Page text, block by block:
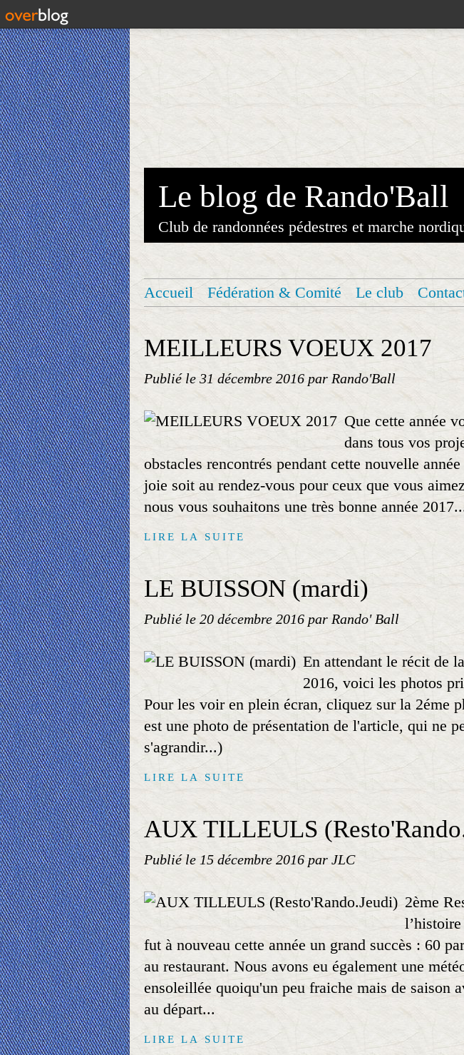
Le blog de Rando'Ball
Club de randonnées pédestres et marche
Accueil Fédération & Comité Le club
MEILLEURS VOEUX 2017
Publié le 31 décembre 2016 par Rando'Ball
Que cette année
dans tous vos
obstacles rencontrés pendant cette nouvelle
joie soit au rendez-vous pour ceux que vous
nous vous souhaitons une très bonne année
LIRE LA SUITE
LE BUISSON (mardi)
Publié le 20 décembre 2016 par Rando' Ball
En attendant le récit de
2016, voici les photos
Pour les voir en plein écran, cliquez sur la 2éme
est une photo de présentation de l'article, qui ne
s'agrandir...)
LIRE LA SUITE
AUX TILLEULS
Publié le 15 décembre 2016 par JLC
2ème
fut à nouveau cette année un grand succès : 60
au restaurant. Nous avons eu également une
ensoleillée quoiqu'un peu fraiche mais de saison
au départ...
LIRE LA SUITE